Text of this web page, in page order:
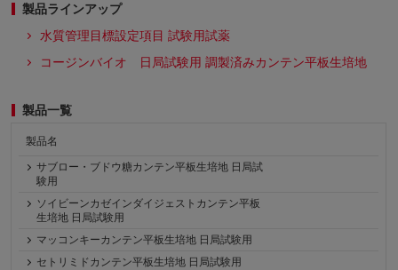
製品ラインアップ
水質管理目標設定項目 試験用試薬
コージンバイオ 日局試験用 調製済みカンテン平板生培地
製品一覧
製品名
サブロー・ブドウ糖カンテン平板生培地 日局試
験用
ソイビーンカゼインダイジェストカンテン平板
生培地 日局試験用
マッコンキーカンテン平板生培地 日局試験用
セトリミドカンテン平板生培地 日局試験用